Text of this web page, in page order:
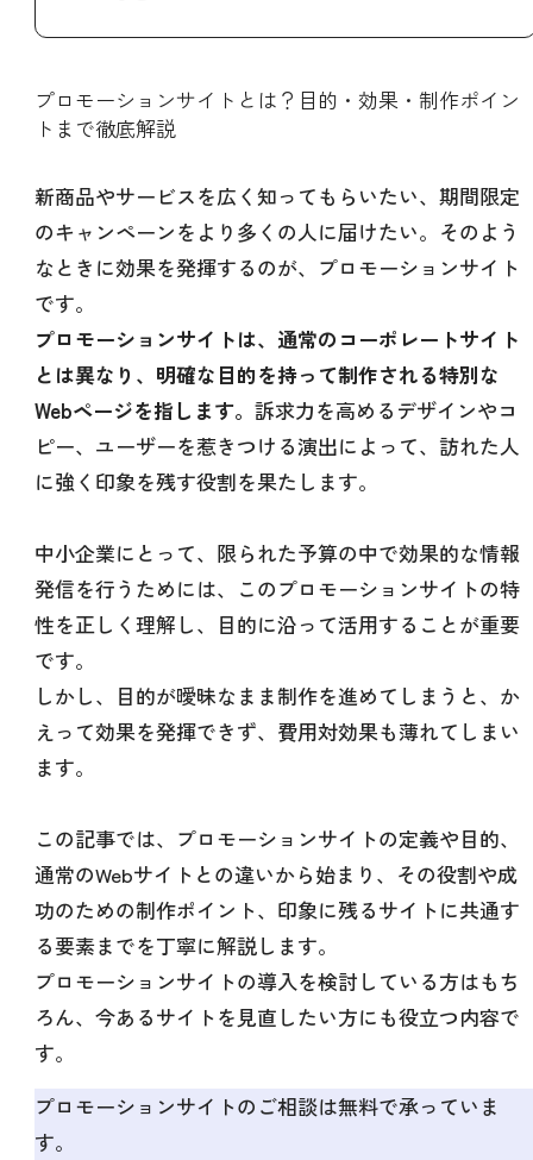
プロモーションサイトとは？目的・効果・制作ポイン
トまで徹底解説
新商品やサービスを広く知ってもらいたい、期間限定
のキャンペーンをより多くの人に届けたい。そのよう
なときに効果を発揮するのが、プロモーションサイト
です。
プロモーションサイトは、通常のコーポレートサイト
とは異なり、明確な目的を持って制作される特別な
Webページを指します。 訴求力を高めるデザインやコ
ピー、ユーザーを惹きつける演出によって、訪れた人
に強く印象を残す役割を果たします。
中小企業にとって、限られた予算の中で効果的な情報
発信を行うためには、このプロモーションサイトの特
性を正しく理解し、目的に沿って活用することが重要
です。
しかし、目的が曖昧なまま制作を進めてしまうと、か
えって効果を発揮できず、費用対効果も薄れてしまい
ます。
この記事では、プロモーションサイトの定義や目的、
通常のWebサイトとの違いから始まり、その役割や成
功のための制作ポイント、印象に残るサイトに共通す
る要素までを丁寧に解説します。
プロモーションサイトの導入を検討している方はもち
ろん、今あるサイトを見直したい方にも役立つ内容で
す。
プロモーションサイトのご相談は無料で承っていま
す。